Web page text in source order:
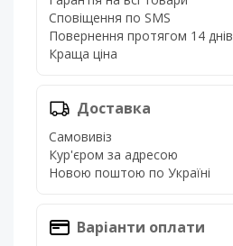
Сповіщення по SMS
Повернення протягом 14 днів
Краща ціна
Доставка
Самовивіз
Кур'єром за адресою
Новою поштою по Україні
Варіанти оплати